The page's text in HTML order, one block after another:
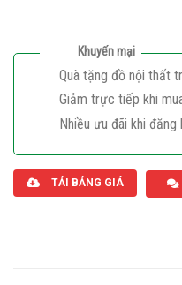
Khuyến mại
Quà tặng đồ nội thất
Giảm trực tiếp khi
Nhiều ưu đãi khi
TẢI BẢNG GIÁ